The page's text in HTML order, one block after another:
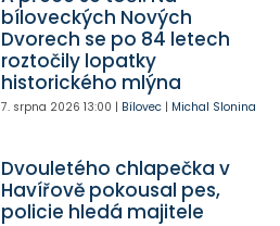
bíloveckých Nových
Dvorech se po 84 letech
roztočily lopatky
historického mlýna
7. srpna 2026 13:00 | Bílovec| Michal Slonina
Dvouletého chlapečka v
Havířově pokousal pes,
policie hledá majitele